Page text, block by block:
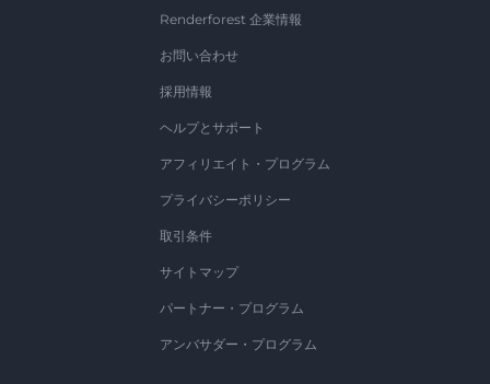
Renderforest 企業情報
お問い合わせ
採用情報
ヘルプとサポート
アフィリエイト・プログラム
プライバシーポリシー
取引条件
サイトマップ
パートナー・プログラム
アンバサダー・プログラム